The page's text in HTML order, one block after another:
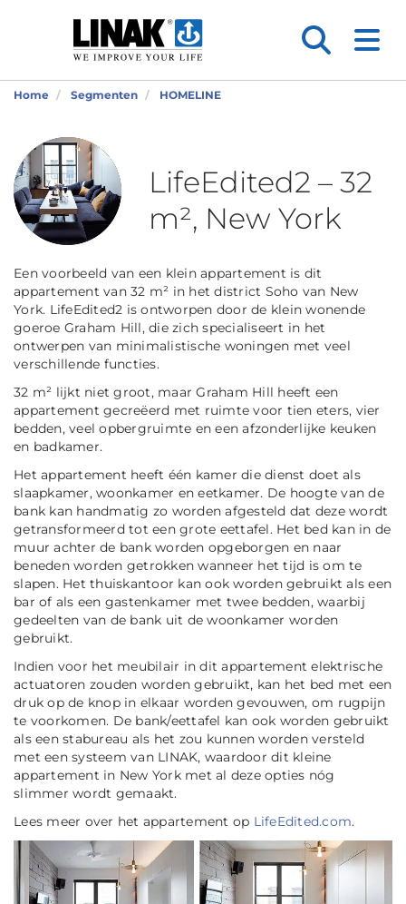
Home Segmenten HOMELINE
LifeEdited2 – 32
m², New York
Een voorbeeld van een klein appartement is dit
appartement van 32 m² in het district Soho van New
York. LifeEdited2 is ontworpen door de klein wonende
goeroe Graham Hill, die zich specialiseert in het
ontwerpen van minimalistische woningen met veel
verschillende functies.
32 m² lijkt niet groot, maar Graham Hill heeft een
appartement gecreëerd met ruimte voor tien eters, vier
bedden, veel opbergruimte en een afzonderlijke keuken
en badkamer.
Het appartement heeft één kamer die dienst doet als
slaapkamer, woonkamer en eetkamer. De hoogte van de
bank kan handmatig zo worden afgesteld dat deze wordt
getransformeerd tot een grote eettafel. Het bed kan in de
muur achter de bank worden opgeborgen en naar
beneden worden getrokken wanneer het tijd is om te
slapen. Het thuiskantoor kan ook worden gebruikt als een
bar of als een gastenkamer met twee bedden, waarbij
gedeelten van de bank uit de woonkamer worden
gebruikt.
Indien voor het meubilair in dit appartement elektrische
actuatoren zouden worden gebruikt, kan het bed met een
druk op de knop in elkaar worden gevouwen, om rugpijn
te voorkomen. De bank/eettafel kan ook worden gebruikt
als een stabureau als het zou kunnen worden versteld
met een systeem van LINAK, waardoor dit kleine
appartement in New York met al deze opties nóg
slimmer wordt gemaakt.
Lees meer over het appartement op LifeEdited.com.